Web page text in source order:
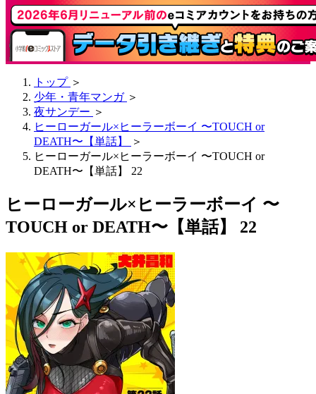
トップ ＞
少年・青年マンガ ＞
夜サンデー ＞
ヒーローガール×ヒーラーボーイ 〜TOUCH or
DEATH〜【単話】
＞
ヒーローガール×ヒーラーボーイ 〜TOUCH or
DEATH〜【単話】 22
ヒーローガール×ヒーラーボーイ 〜
TOUCH or DEATH〜【単話】 22